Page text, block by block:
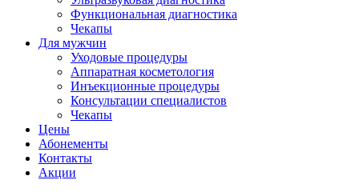
Функциональная диагностика
Чекапы
Для мужчин
Уходовые процедуры
Аппаратная косметология
Инъекционные процедуры
Консультации специалистов
Чекапы
Цены
Абонементы
Контакты
Акции